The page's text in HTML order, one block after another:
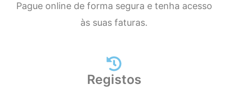
Pague online de forma segura e tenha acesso
às suas faturas.
Registos